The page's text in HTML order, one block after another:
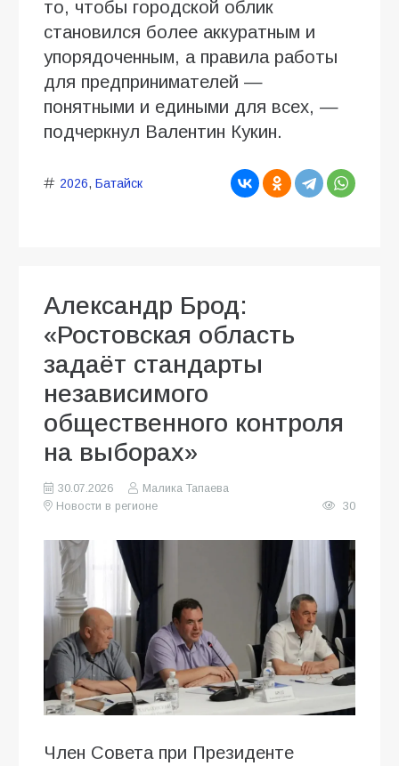
то, чтобы городской облик
становился более аккуратным и
упорядоченным, а правила работы
для предпринимателей —
понятными и едиными для всех, —
подчеркнул Валентин Кукин.
2026, Батайск
Александр Брод:
«Ростовская область
задаёт стандарты
независимого
общественного контроля
на выборах»
30.07.2026
Малика Тапаева
Новости в регионе
30
Член Совета при Президенте